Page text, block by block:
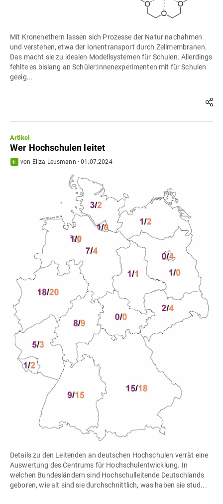
Mit Kronenethern lassen sich Prozesse der Natur nachahmen
und verstehen, etwa der Ionentransport durch Zellmembranen.
Das macht sie zu idealen Modellsystemen für Schulen. Allerdings
fehlte es bislang an Schüler:innenexperimenten mit für Schulen
geeig...
Artikel
Wer Hochschulen leitet
von Eliza Leusmann ·01.07.2024
Details zu den Leitenden an deutschen Hochschulen verrät eine
Auswertung des Centrums für Hochschulentwicklung. In
welchen Bundesländern sind Hochschulleitende Deutschlands
geboren, wie alt sind sie durchschnittlich, was haben sie stud...